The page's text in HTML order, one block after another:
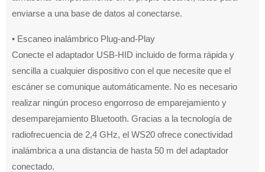
enviarse a una base de datos al conectarse.
• Escaneo inalámbrico Plug-and-Play
Conecte el adaptador USB-HID incluido de forma rápida y
sencilla a cualquier dispositivo con el que necesite que el
escáner se comunique automáticamente. No es necesario
realizar ningún proceso engorroso de emparejamiento y
desemparejamiento Bluetooth. Gracias a la tecnología de
radiofrecuencia de 2,4 GHz, el WS20 ofrece conectividad
inalámbrica a una distancia de hasta 50 m del adaptador
conectado.